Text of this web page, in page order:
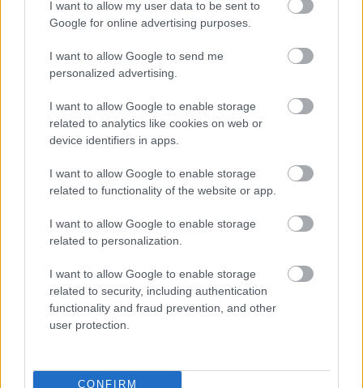
I want to allow my user data to be sent to
Google for online advertising purposes.
I want to allow Google to send me
personalized advertising.
I want to allow Google to enable storage
related to analytics like cookies on web or
device identifiers in apps.
I want to allow Google to enable storage
related to functionality of the website or app.
I want to allow Google to enable storage
related to personalization.
I want to allow Google to enable storage
related to security, including authentication
functionality and fraud prevention, and other
user protection.
CONFIRM
ingatlan.comlegfrissebb kereslet-kínálati
Bár összességében a lakáspiac mindkét
oldala enyhén élénkült, az is látható, hogy
az országon belül jelentős különbségek
vannak, valamint az új és a használt
lakások is teljesen eltérő pályán mozognak.
Május végén 144 ezer eladó lakásból és
házból válogathattak az érdeklődők. Ez éves
összevetésben majdnem 6 százalékos
bővülésnek felel meg. Áprilishoz képest pedig
kínálati oldalon bekövetkezett, havi szintű